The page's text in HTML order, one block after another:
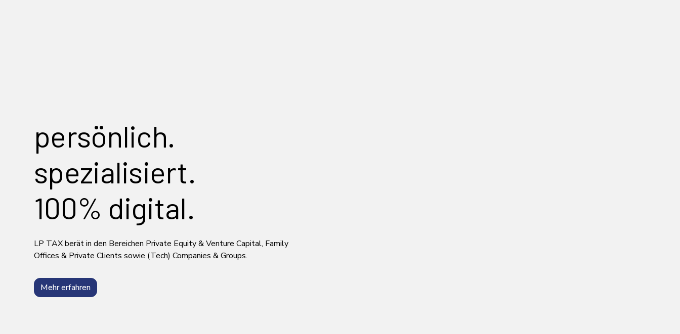
persönlich.
spezialisiert.
100% digital.
LP TAX berät in den Bereichen Private Equity & Venture Capital, Family
Offices & Private Clients sowie (Tech) Companies & Groups.
Mehr erfahren